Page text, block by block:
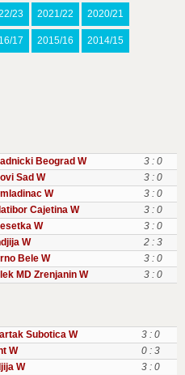
23 2021/22 2020/21
17 2015/16 2014/15
Beograd W
3 : 0
Sad W
3 : 0
W
3 : 0
Cajetina W
3 : 0
W
3 : 0
W
2 : 3
Bele W
3 : 0
MD Zrenjanin W 3 : 0
Subotica W
3 : 0
W
0 : 3
W
3 : 0